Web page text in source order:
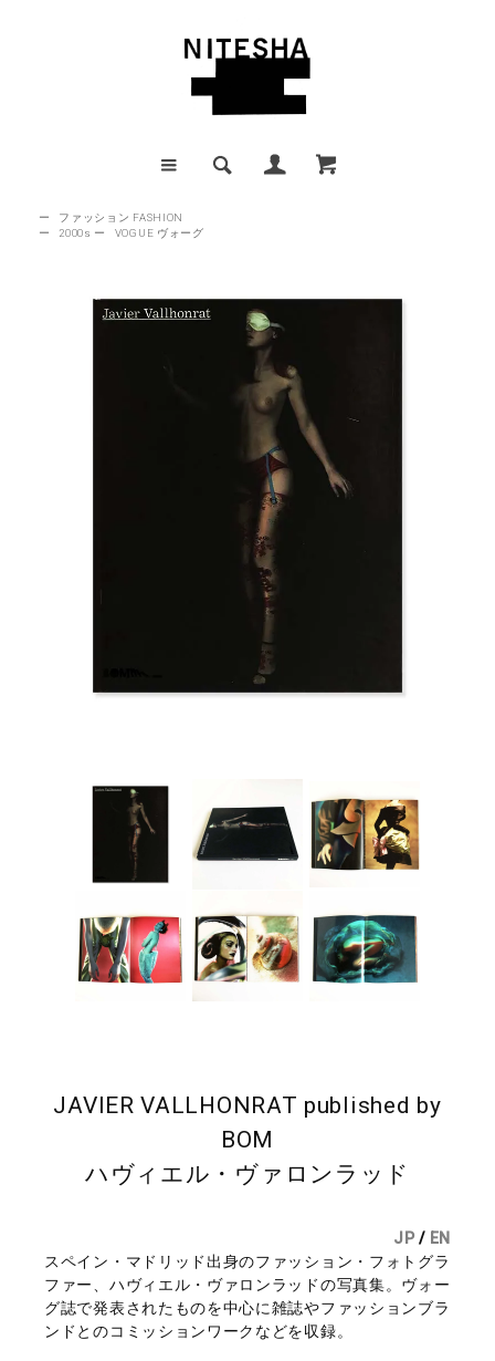
ー
ファッション FASHION
ー
2000s ー VOGUE ヴォーグ
JAVIER VALLHONRAT published by
BOM
ハヴィエル・ヴァロンラッド
JP / EN
スペイン・マドリッド出身のファッション・フォトグラ
ファー、ハヴィエル・ヴァロンラッドの写真集。ヴォー
グ誌で発表されたものを中心に雑誌やファッションブラ
ンドとのコミッションワークなどを収録。